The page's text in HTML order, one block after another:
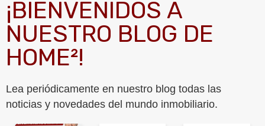
¡BIENVENIDOS A
NUESTRO BLOG DE
HOME²!
Lea periódicamente en nuestro blog todas las
noticias y novedades del mundo inmobiliario.